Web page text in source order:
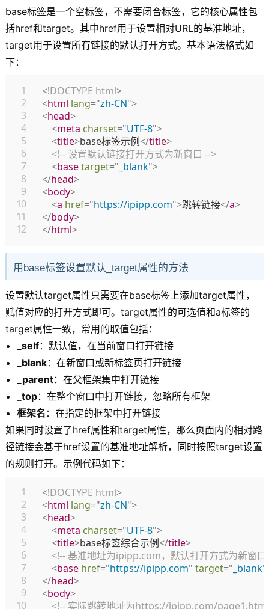
base标签是一个空标签，不需要闭合标签，它的核心属性包
括href和target。其中href用于设置相对URL的基准地址，
target用于设置所有链接的默认打开方式。基本语法格式如
下：
<!DOCTYPE html>
<html lang="zh-CN">
<head>
<meta charset="UTF-8">
<title>base标签示例</title>
<!-- 设置默认链接打开方式为新窗口 -->
<basetarget=" _blank">
</head>
<body>
<a href="https://ipipp.com">跳转链接</a>
</body>
</html>
用base标签设置默认_target属性的方法
设置默认target属性只需要在base标签上添加target属性，
赋值对应的打开方式即可。target属性的可选值和a标签的
target属性一致，常用的取值包括：
_self：默认值，在当前窗口打开链接
_blank：在新窗口或新标签页打开链接
_parent：在父框架集中打开链接
_top：在整个窗口中打开链接，忽略所有框架
框架名 ：在指定的框架中打开链接
如果同时设置了href属性和target属性，那么页面内的相对路
径链接会基于href设置的基准地址解析，同时按照target设置
的规则打开。示例代码如下：
<!DOCTYPE html>
<html lang="zh-CN">
<head>
<meta charset="UTF-8">
<title>base标签综合示例</title>
<!-- 基准地址为ipipp.com，默认打开方式为新窗口
<base href="https://ipipp.com" target=" _blank"
</head>
<body>
<!-- 实际跳转地址为https://ipipp.com/